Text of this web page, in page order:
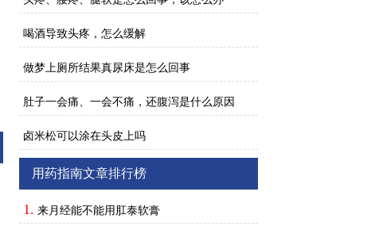
喝酒导致头疼，怎么缓解
做梦上厕所结果真尿床是怎么回事
肚子一会痛、一会不痛，还腹泻是什么原因
卤米松可以涂在头皮上吗
用药指南文章排行榜
1. 来月经能不能用肛泰软膏